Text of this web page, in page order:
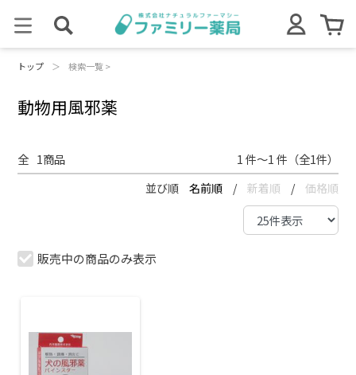
トップ ＞ 検索一覧 >
動物用風邪薬
全 1商品 1 件～1 件（全1件）
並び順 名前順 / 新着順 / 価格順
販売中の商品のみ表示